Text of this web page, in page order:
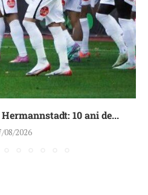
10 ani de...
08/2026